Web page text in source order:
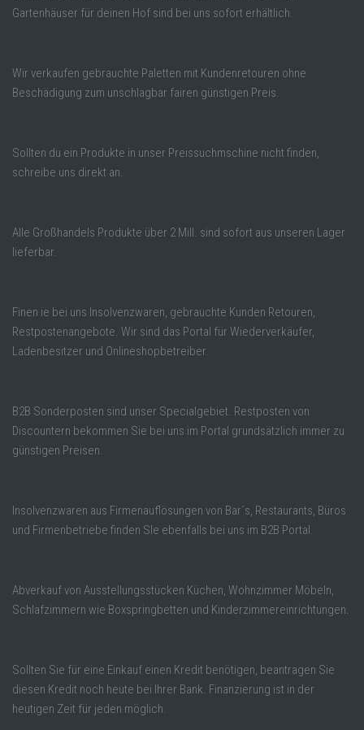
Gartenhäuser für deinen Hof sind bei uns sofort erhältlich.
Wir verkaufen gebrauchte Paletten mit Kundenretouren ohne
Beschädigung zum unschlagbar fairen günstigen Preis.
Sollten du ein Produkte in unser Preissuchmschine nicht finden,
schreibe uns direkt an.
Alle Großhandels Produkte über 2 Mill. sind sofort aus unseren Lager
lieferbar.
Finen ie bei uns Insolvenzwaren, gebrauchte Kunden Retouren,
Restpostenangebote. Wir sind das Portal für Wiederverkäufer,
Ladenbesitzer und Onlineshopbetreiber.
B2B Sonderposten sind unser Specialgebiet. Restposten von
Discountern bekommen Sie bei uns im Portal grundsätzlich immer zu
günstigen Preisen.
Insolvenzwaren aus Firmenauflösungen von Bar´s, Restaurants, Büros
und Firmenbetriebe finden SIe ebenfalls bei uns im B2B Portal.
Abverkauf von Ausstellungsstücken Küchen, Wohnzimmer Möbeln,
Schlafzimmern wie Boxspringbetten und Kinderzimmereinrichtungen.
Sollten Sie für eine Einkauf einen Kredit benötigen, beantragen Sie
diesen Kredit noch heute bei Ihrer Bank. Finanzierung ist in der
heutigen Zeit für jeden möglich.